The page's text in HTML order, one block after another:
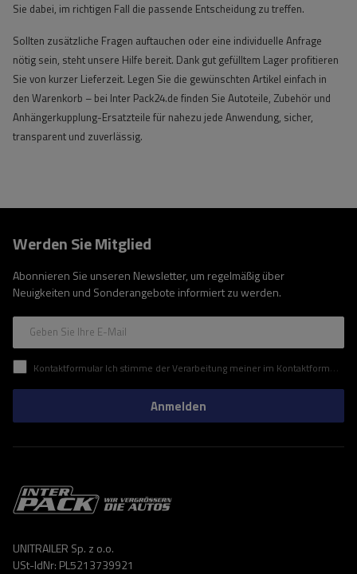
Sie dabei, im richtigen Fall die passende Entscheidung zu treffen.
Sollten zusätzliche Fragen auftauchen oder eine individuelle Anfrage
nötig sein, steht unsere Hilfe bereit. Dank gut gefülltem Lager profitieren
Sie von kurzer Lieferzeit. Legen Sie die gewünschten Artikel einfach in
den Warenkorb – bei Inter Pack24.de finden Sie Autoteile, Zubehör und
Anhängerkupplung-Ersatzteile für nahezu jede Anwendung, sicher,
transparent und zuverlässig.
Werden Sie Mitglied
Abonnieren Sie unseren Newsletter, um regelmäßig über
Neuigkeiten und Sonderangebote informiert zu werden.
Geben Sie Ihre E-Mail
Kontaktformular Ich stimme der Verarbeitung meiner im Kontaktformular enthaltenen personenbezogenen Daten gemäß der Verordnung (EU) des Europäischen Parlaments und des Rates zu.
Anmelden
UNITRAILER Sp. z o.o.
USt-IdNr: PL5213739921